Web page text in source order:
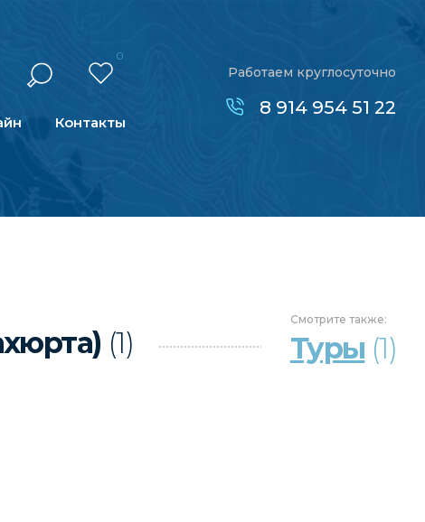
0
Контакты
Работаем круглосуточно
8 914 954 51 22
(1)
Смотрите также:
Туры (1)